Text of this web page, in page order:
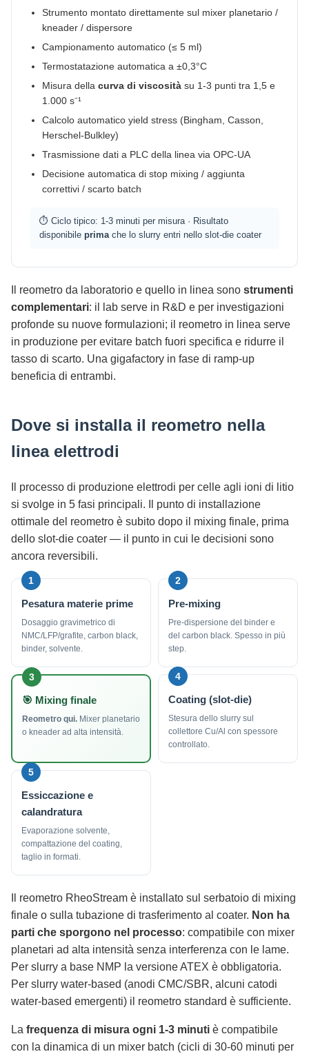
Strumento montato direttamente sul mixer planetario /
kneader / dispersore
Campionamento automatico (≤ 5 ml)
Termostatazione automatica a ±0,3°C
Misura della curva di viscosità su 1-3 punti tra 1,5 e
1.000 s⁻¹
Calcolo automatico yield stress (Bingham, Casson,
Herschel-Bulkley)
Trasmissione dati a PLC della linea via OPC-UA
Decisione automatica di stop mixing / aggiunta
correttivi / scarto batch
⏱ Ciclo tipico: 1-3 minuti per misura · Risultato
disponibile primache lo slurry entri nello slot-die coater
Il reometro da laboratorio e quello in linea sono strumenti
complementari: il lab serve in R&D e per investigazioni
profonde su nuove formulazioni; il reometro in linea serve
in produzione per evitare batch fuori specifica e ridurre il
tasso di scarto. Una gigafactory in fase di ramp-up
beneficia di entrambi.
Dove si installa il reometro nella
linea elettrodi
Il processo di produzione elettrodi per celle agli ioni di litio
si svolge in 5 fasi principali. Il punto di installazione
ottimale del reometro è subito dopo il mixing finale, prima
dello slot-die coater — il punto in cui le decisioni sono
ancora reversibili.
1
Pesatura materie prime
Dosaggio gravimetrico di
NMC/LFP/grafite, carbon black,
binder, solvente.
2
Pre-mixing
Pre-dispersione del binder e
del carbon black. Spesso in più
step.
3
🎯 Mixing finale
Reometro qui. Mixer planetario
o kneader ad alta intensità.
4
Coating (slot-die)
Stesura dello slurry sul
collettore Cu/Al con spessore
controllato.
5
Essiccazione e
calandratura
Evaporazione solvente,
compattazione del coating,
taglio in formati.
Il reometro RheoStream è installato sul serbatoio di mixing
finale o sulla tubazione di trasferimento al coater. Non ha
parti che sporgono nel processo: compatibile con mixer
planetari ad alta intensità senza interferenza con le lame.
Per slurry a base NMP la versione ATEX è obbligatoria.
Per slurry water-based (anodi CMC/SBR, alcuni catodi
water-based emergenti) il reometro standard è sufficiente.
La frequenza di misura ogni 1-3 minuti è compatibile
con la dinamica di un mixer batch (cicli di 30-60 minuti per